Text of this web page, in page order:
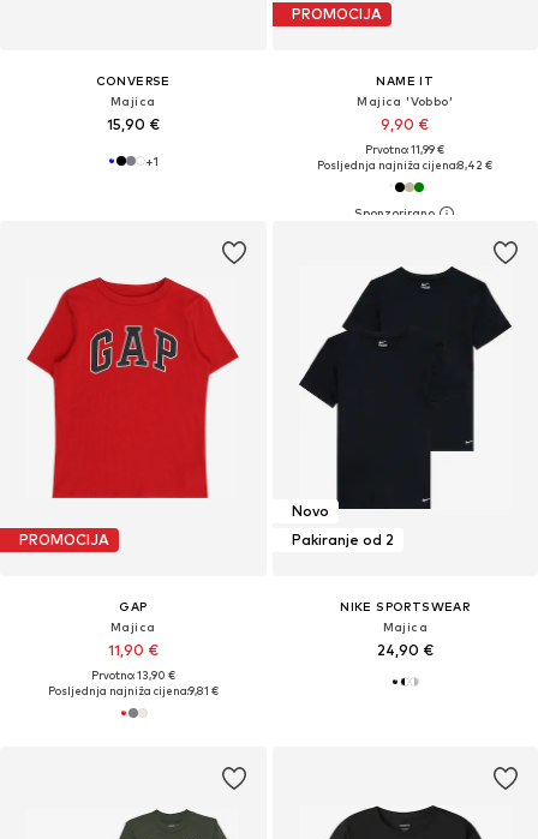
CONVERSE
Majica
15,90 €
+1
PROMOCIJA
NAME IT
Majica 'Vobbo'
9,90 €
Prvotno: 11,99 €
Posljednja najniža cijena:8,42 €
PROMOCIJA
GAP
Majica
11,90 €
Prvotno: 13,90 €
Posljednja najniža cijena:9,81 €
Novo
Pakiranje od 2
NIKE SPORTSWEAR
Majica
24,90 €